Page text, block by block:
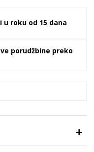
roku od 15 dana
porudžbine preko